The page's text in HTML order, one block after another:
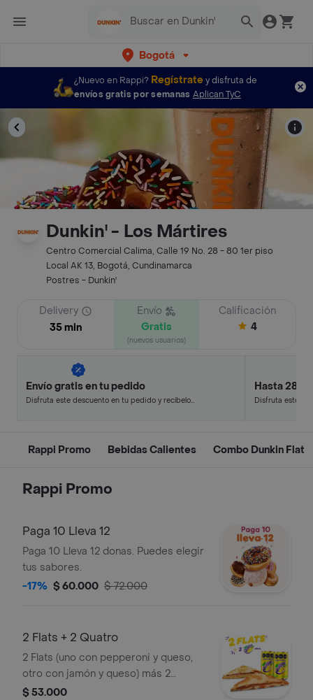
Bogotá
¿Nuevo en Rappi? Regístratey disfruta de
envíos gratis por semanas Aplican TyC
Dunkin' - Los Mártires
Centro Comercial Calima, Calle 19 No. 28 - 80 1er piso
Local AK 13, Bogotá, Cundinamarca
Postres - Dunkin'
Delivery
35 min
Envío
Gratis
(nuevos usuarios)
Calificación
4
Envío gratis en tu pedido
Disfruta este descuento en tu pedido y recíbelo
Hasta 28%
Disfruta este
Rappi Promo Bebidas Calientes Combo Dunkin Flat
Rappi Promo
Paga 10 Lleva 12
Paga 10 Lleva 12 donas. Puedes elegir
tus sabores.
-17% $ 60.000 $ 72.000
2 Flats + 2 Quatro
2 Flats (uno con pepperoni y queso,
otro con jamón y queso) más 2
bebidas Quatro toronja de 269ml.
$ 53.000